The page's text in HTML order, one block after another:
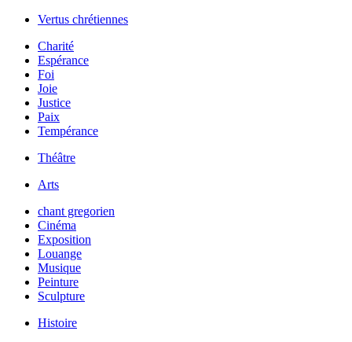
Vertus chrétiennes
Charité
Espérance
Foi
Joie
Justice
Paix
Tempérance
Théâtre
Arts
chant gregorien
Cinéma
Exposition
Louange
Musique
Peinture
Sculpture
Histoire